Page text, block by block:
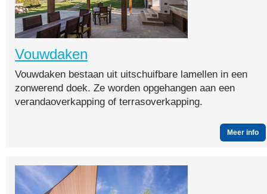
Vouwdaken
Vouwdaken bestaan uit uitschuifbare lamellen in een
zonwerend doek. Ze worden opgehangen aan een
verandaoverkapping of terrasoverkapping.
Meer info